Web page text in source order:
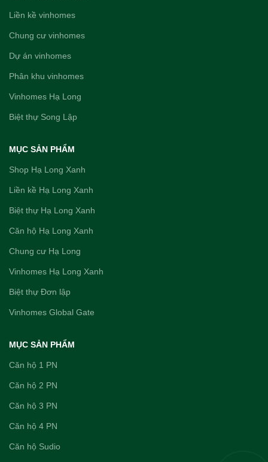
Liền kề vinhomes
Chung cư vinhomes
Dự án vinhomes
Phân khu vinhomes
Vinhomes Hạ Long
Biệt thự Song Lập
MỤC SẢN PHẨM
Shop Hạ Long Xanh
Liền kề Hạ Long Xanh
Biệt thự Hạ Long Xanh
Căn hộ Hạ Long Xanh
Chung cư Hạ Long
Vinhomes Hạ Long Xanh
Biệt thự Đơn lập
Vinhomes Global Gate
MỤC SẢN PHẨM
Căn hộ 1 PN
Căn hộ 2 PN
Căn hộ 3 PN
Căn hộ 4 PN
Căn hộ Sudio